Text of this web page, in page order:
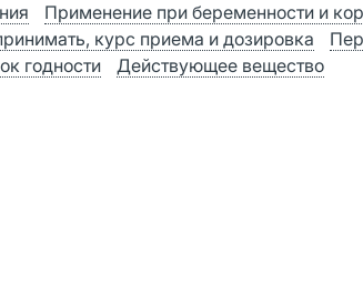
Применение при беременности и
курс приема и дозировка
годности Действующее вещество